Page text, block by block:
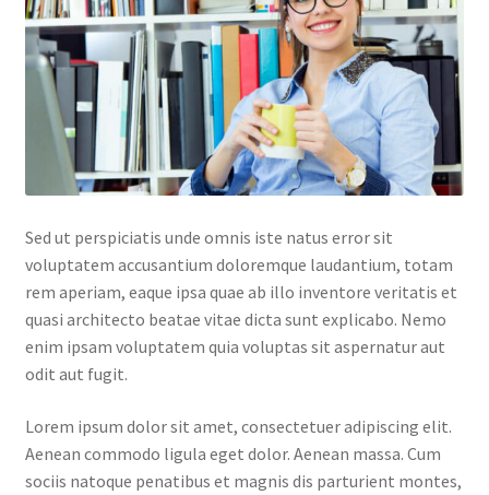
Vendor Membership
Vendor Registration
Vendor Registration
Wishlist
Sed ut perspiciatis unde omnis iste natus error sit
voluptatem accusantium doloremque laudantium, totam
rem aperiam, eaque ipsa quae ab illo inventore veritatis et
quasi architecto beatae vitae dicta sunt explicabo. Nemo
enim ipsam voluptatem quia voluptas sit aspernatur aut
odit aut fugit.
Lorem ipsum dolor sit amet, consectetuer adipiscing elit.
Aenean commodo ligula eget dolor. Aenean massa. Cum
sociis natoque penatibus et magnis dis parturient montes,